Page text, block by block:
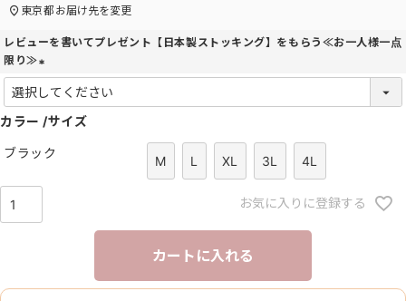
東京都 お届け先を変更
レビューを書いてプレゼント【日本製ストッキング】をもらう≪お一人様一点
限り≫
(
必
須
カラー サイズ
ブラック
M L XL 3L 4L
お気に入りに登録する
カートに入れる